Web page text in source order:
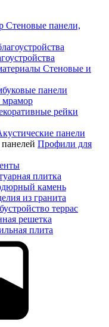
Стеновые панели,
Стеновые и
панели
мрамор
рейки
панели
Профили для
плитка
камень
из гранита
террас
решетка
плита